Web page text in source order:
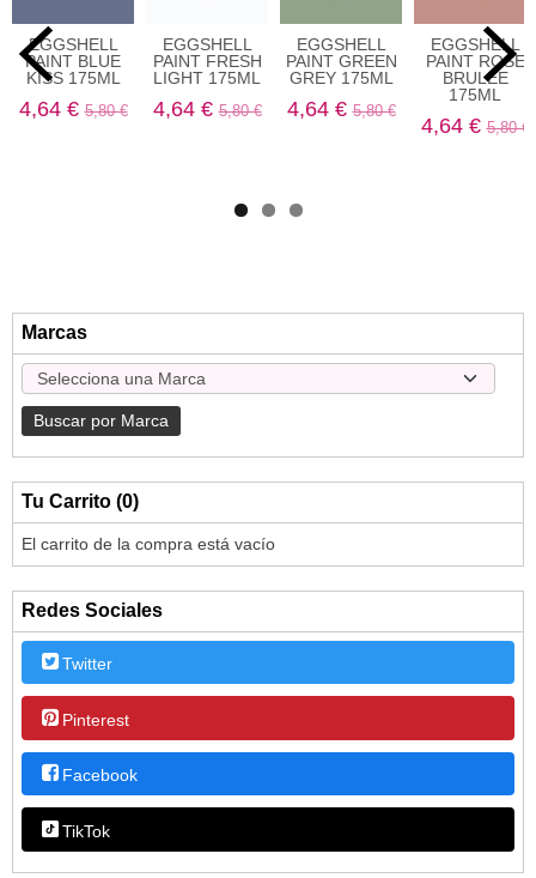
Marcas
Tu Carrito (0)
El carrito de la compra está vacío
Redes Sociales
Twitter
Pinterest
Facebook
TikTok
EGGSHELL
PAINT BLUE
KISS 175ML
4,64 €5,80 €
EGGSHELL
PAINT FRESH
LIGHT 175ML
4,64 €5,80 €
EGGSHELL
PAINT GREEN
GREY 175ML
4,64 €5,80 €
EGGSHELL
PAINT ROSE
BRULEE
175ML
4,64 €5,80 €